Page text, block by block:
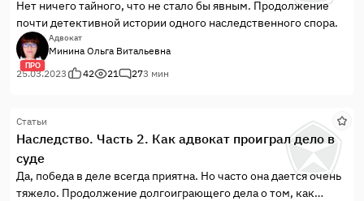
Нет ничего тайного, что не стало бы явным. Продолжение
почти детективной истории одного наследственного спора.
ПРО
Адвокат
Минина Ольга Витальевна
25.03.2023
42 21 273 мин
Статьи
Наследство. Часть 2. Как адвокат проиграл дело в
суде
Да, победа в деле всегда приятна. Но часто она дается очень
тяжело. Продолжение долгоиграющего дела о том, как